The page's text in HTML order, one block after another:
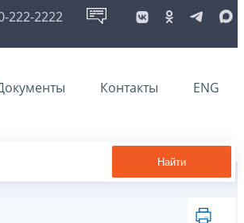
222-2222
Контакты ENG
Найти